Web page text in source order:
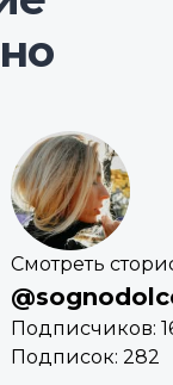
Смотреть
Подписчиков:
Подписок: 282